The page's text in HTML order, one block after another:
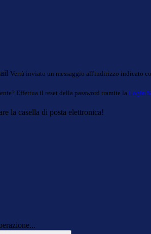
Verrà inviato un messaggio all'indirizzo indicato
Effettua il reset della password tramite la Login
la casella di posta elettronica!